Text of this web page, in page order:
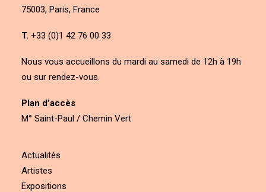
75003, Paris, France
T. +33 (0)1 42 76 00 33
Nous vous accueillons du mardi au samedi de 12h à 19h
ou sur rendez-vous.
Plan d’accès
M° Saint-Paul / Chemin Vert
Actualités
Artistes
Expositions